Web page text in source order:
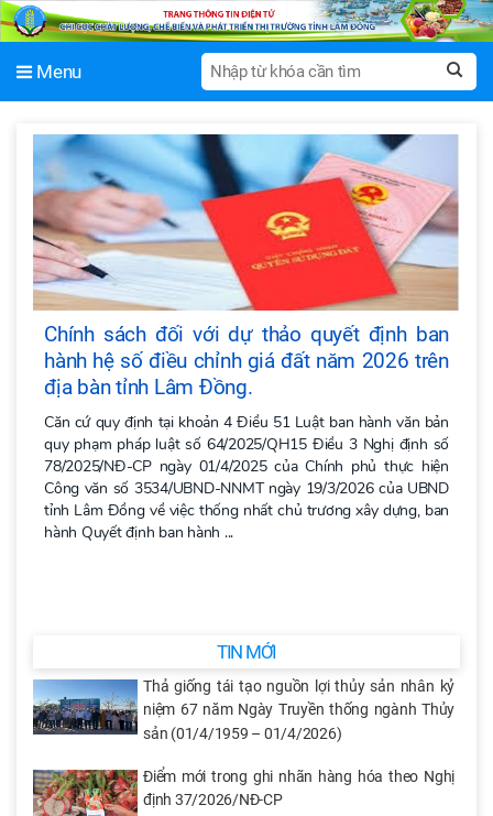
Menu
Chính sách đối với dự thảo quyết định ban
hành hệ số điều chỉnh giá đất năm 2026 trên
địa bàn tỉnh Lâm Đồng.
Căn cứ quy định tại khoản 4 Điều 51 Luật ban hành văn bản
quy phạm pháp luật số 64/2025/QH15 Điều 3 Nghị định số
78/2025/NĐ-CP ngày 01/4/2025 của Chính phủ thực hiện
Công văn số 3534/UBND-NNMT ngày 19/3/2026 của UBND
tỉnh Lâm Đồng về việc thống nhất chủ trương xây dựng, ban
hành Quyết định ban hành ...
TIN MỚI
Thả giống tái tạo nguồn lợi thủy sản nhân kỷ
niệm 67 năm Ngày Truyền thống ngành Thủy
sản (01/4/1959 – 01/4/2026)
Điểm mới trong ghi nhãn hàng hóa theo Nghị
định 37/2026/NĐ-CP